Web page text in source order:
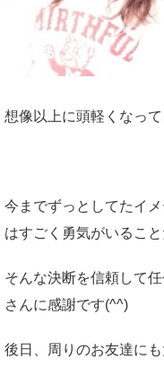
想像以上に頭軽くなっ
今までずっとしてたイ
はすごく勇気がいるこ
そんな決断を信頼して
さんに感謝です(^^)
後日、周りのお友達に